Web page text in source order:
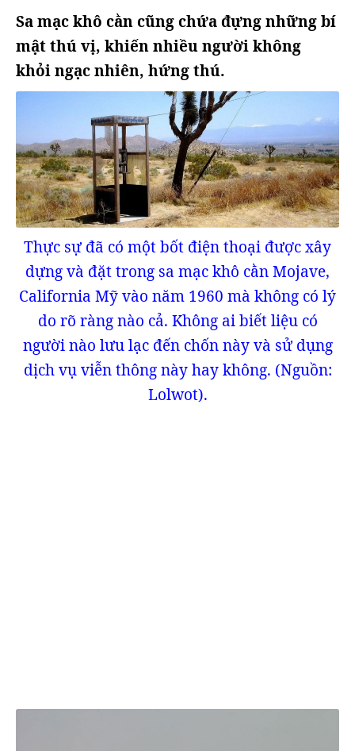
Sa mạc khô cằn cũng chứa đựng những bí
mật thú vị, khiến nhiều người không
khỏi ngạc nhiên, hứng thú.
Thực sự đã có một bốt điện thoại được xây
dựng và đặt trong sa mạc khô cằn Mojave,
California Mỹ vào năm 1960 mà không có lý
do rõ ràng nào cả. Không ai biết liệu có
người nào lưu lạc đến chốn này và sử dụng
dịch vụ viễn thông này hay không. (Nguồn:
Lolwot).